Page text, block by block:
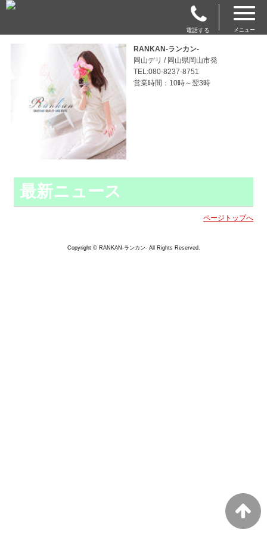
電話する メニュー
RANKAN-ランカン-
岡山デリ / 岡山県岡山市発
TEL:080-8237-8751
営業時間：10時～翌3時
最新ニュース
ページトップへ
Copyright © RANKAN-ランカン- All Rights Reserved.